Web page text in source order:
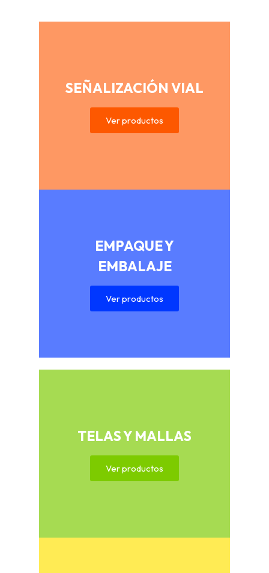
SEÑALIZACIÓN VIAL
Ver productos
EMPAQUE Y
EMBALAJE
Ver productos
TELAS Y MALLAS
Ver productos